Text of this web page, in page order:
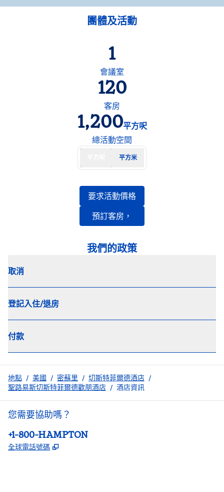
團體及活動
1
會議室
120
客房
1,200平方呎
平方呎總活動空間
平方米
要求活動價格，
預訂客房，
我們的政策
取消
登記入住/退房
付款
地點 / 美國 / 密蘇里 / 切斯特菲爾德酒店 /
聖路易斯切斯特菲爾德歡朋酒店 / 酒店資訊
您需要協助嗎？
電話：
+1-800-HAMPTON
全球電話號碼 ,